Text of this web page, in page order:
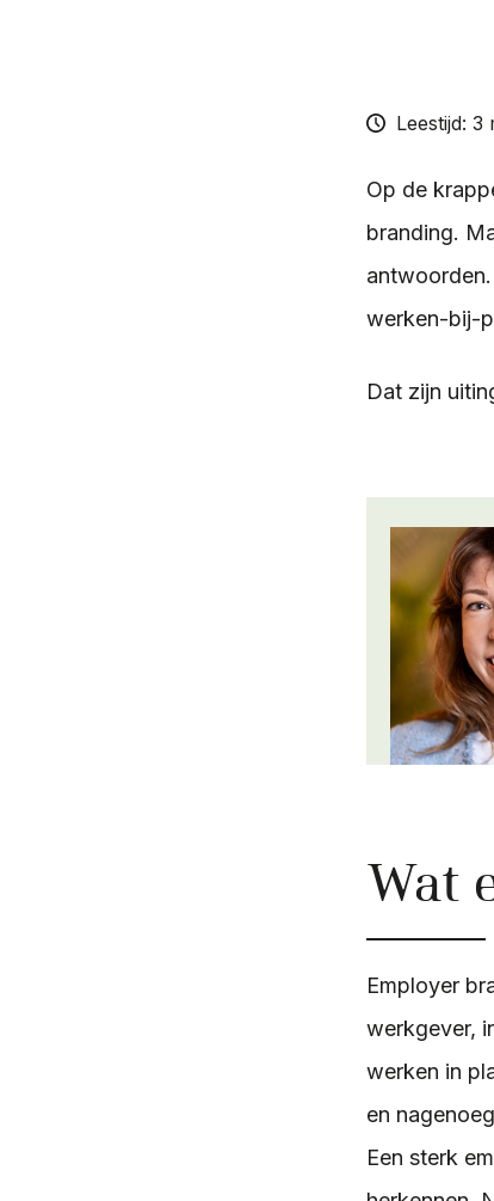
Leestijd: 3
Op de
branding.
werken-bij-
Dat zijn
Wat
Employer
werkgever,
werken in
en
Een sterk